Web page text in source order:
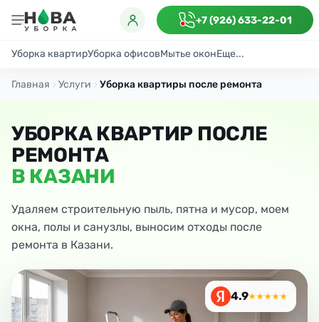
+7 (926) 633-22-01
Уборка квартирУборка офисовМытье оконЕще...
ГенеральнаяПоддерживающаяПосле ремонта
Главная Услуги Уборка квартиры после ремонта
УБОРКА КВАРТИР ПОСЛЕ
РЕМОНТА
В КАЗАНИ
Удаляем строительную пыль, пятна и мусор, моем
окна, полы и санузлы, выносим отходы после
ремонта в Казани.
4.9★★★★★